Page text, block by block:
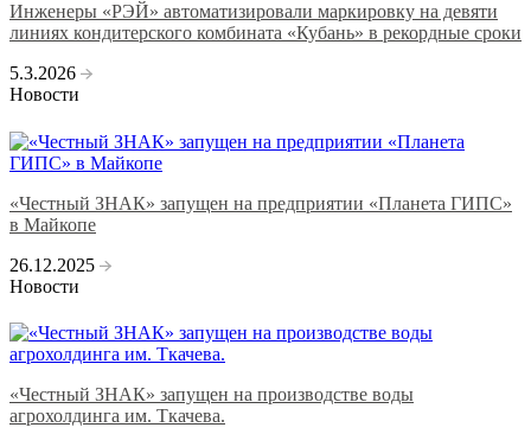
Инженеры «РЭЙ» автоматизировали маркировку на девяти
линиях кондитерского комбината «Кубань» в рекордные сроки
5.3.2026
Новости
«Честный ЗНАК» запущен на предприятии «Планета ГИПС»
в Майкопе
26.12.2025
Новости
«Честный ЗНАК» запущен на производстве воды
агрохолдинга им. Ткачева.